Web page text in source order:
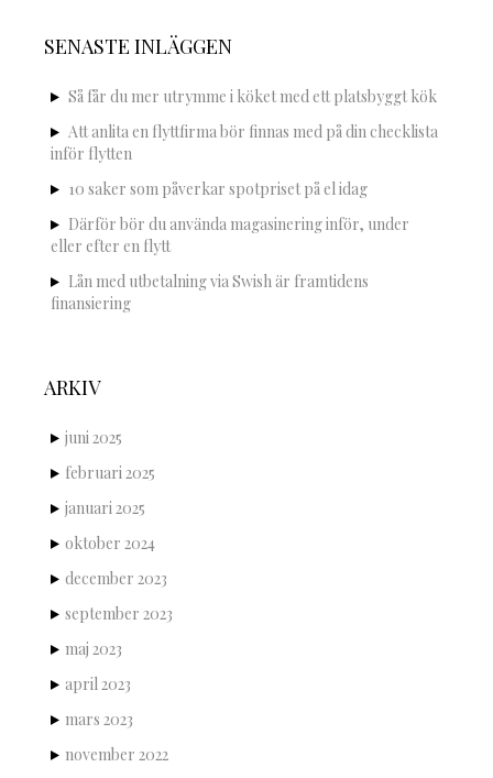
SENASTE INLÄGGEN
Så får du mer utrymme i köket med ett platsbyggt kök
Att anlita en flyttfirma bör finnas med på din checklista
inför flytten
10 saker som påverkar spotpriset på el idag
Därför bör du använda magasinering inför, under
eller efter en flytt
Lån med utbetalning via Swish är framtidens
finansiering
ARKIV
juni 2025
februari 2025
januari 2025
oktober 2024
december 2023
september 2023
maj 2023
april 2023
mars 2023
november 2022